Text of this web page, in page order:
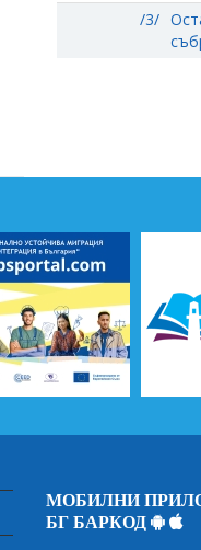
/3/
МОБИЛНИ
БГ БАРКОД